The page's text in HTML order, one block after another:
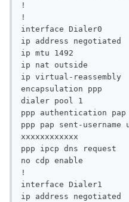
!
!
interface Dialer0
ip address negotiated
ip mtu 1492
ip nat outside
ip virtual-reassembly
encapsulation ppp
dialer pool 1
ppp authentication
ppp pap sent-username
xxxxxxxxxxxx
ppp ipcp dns request
no cdp enable
!
interface Dialer1
ip address negotiated